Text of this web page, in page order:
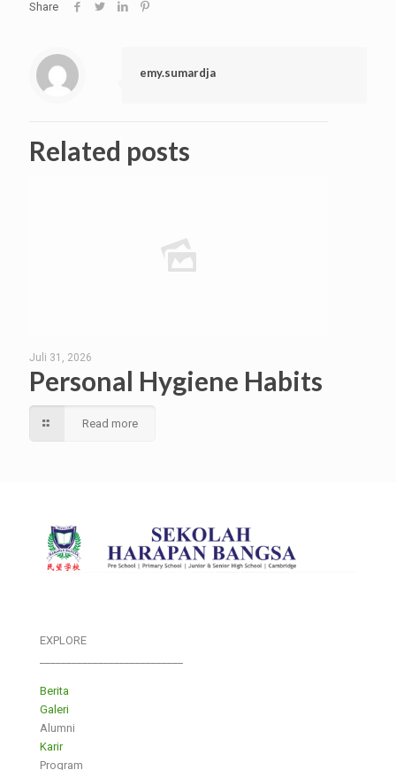
Share
emy.sumardja
Related posts
Juli 31, 2026
Personal Hygiene Habits
Read more
EXPLORE
Berita
Galeri
Alumni
Karir
Program